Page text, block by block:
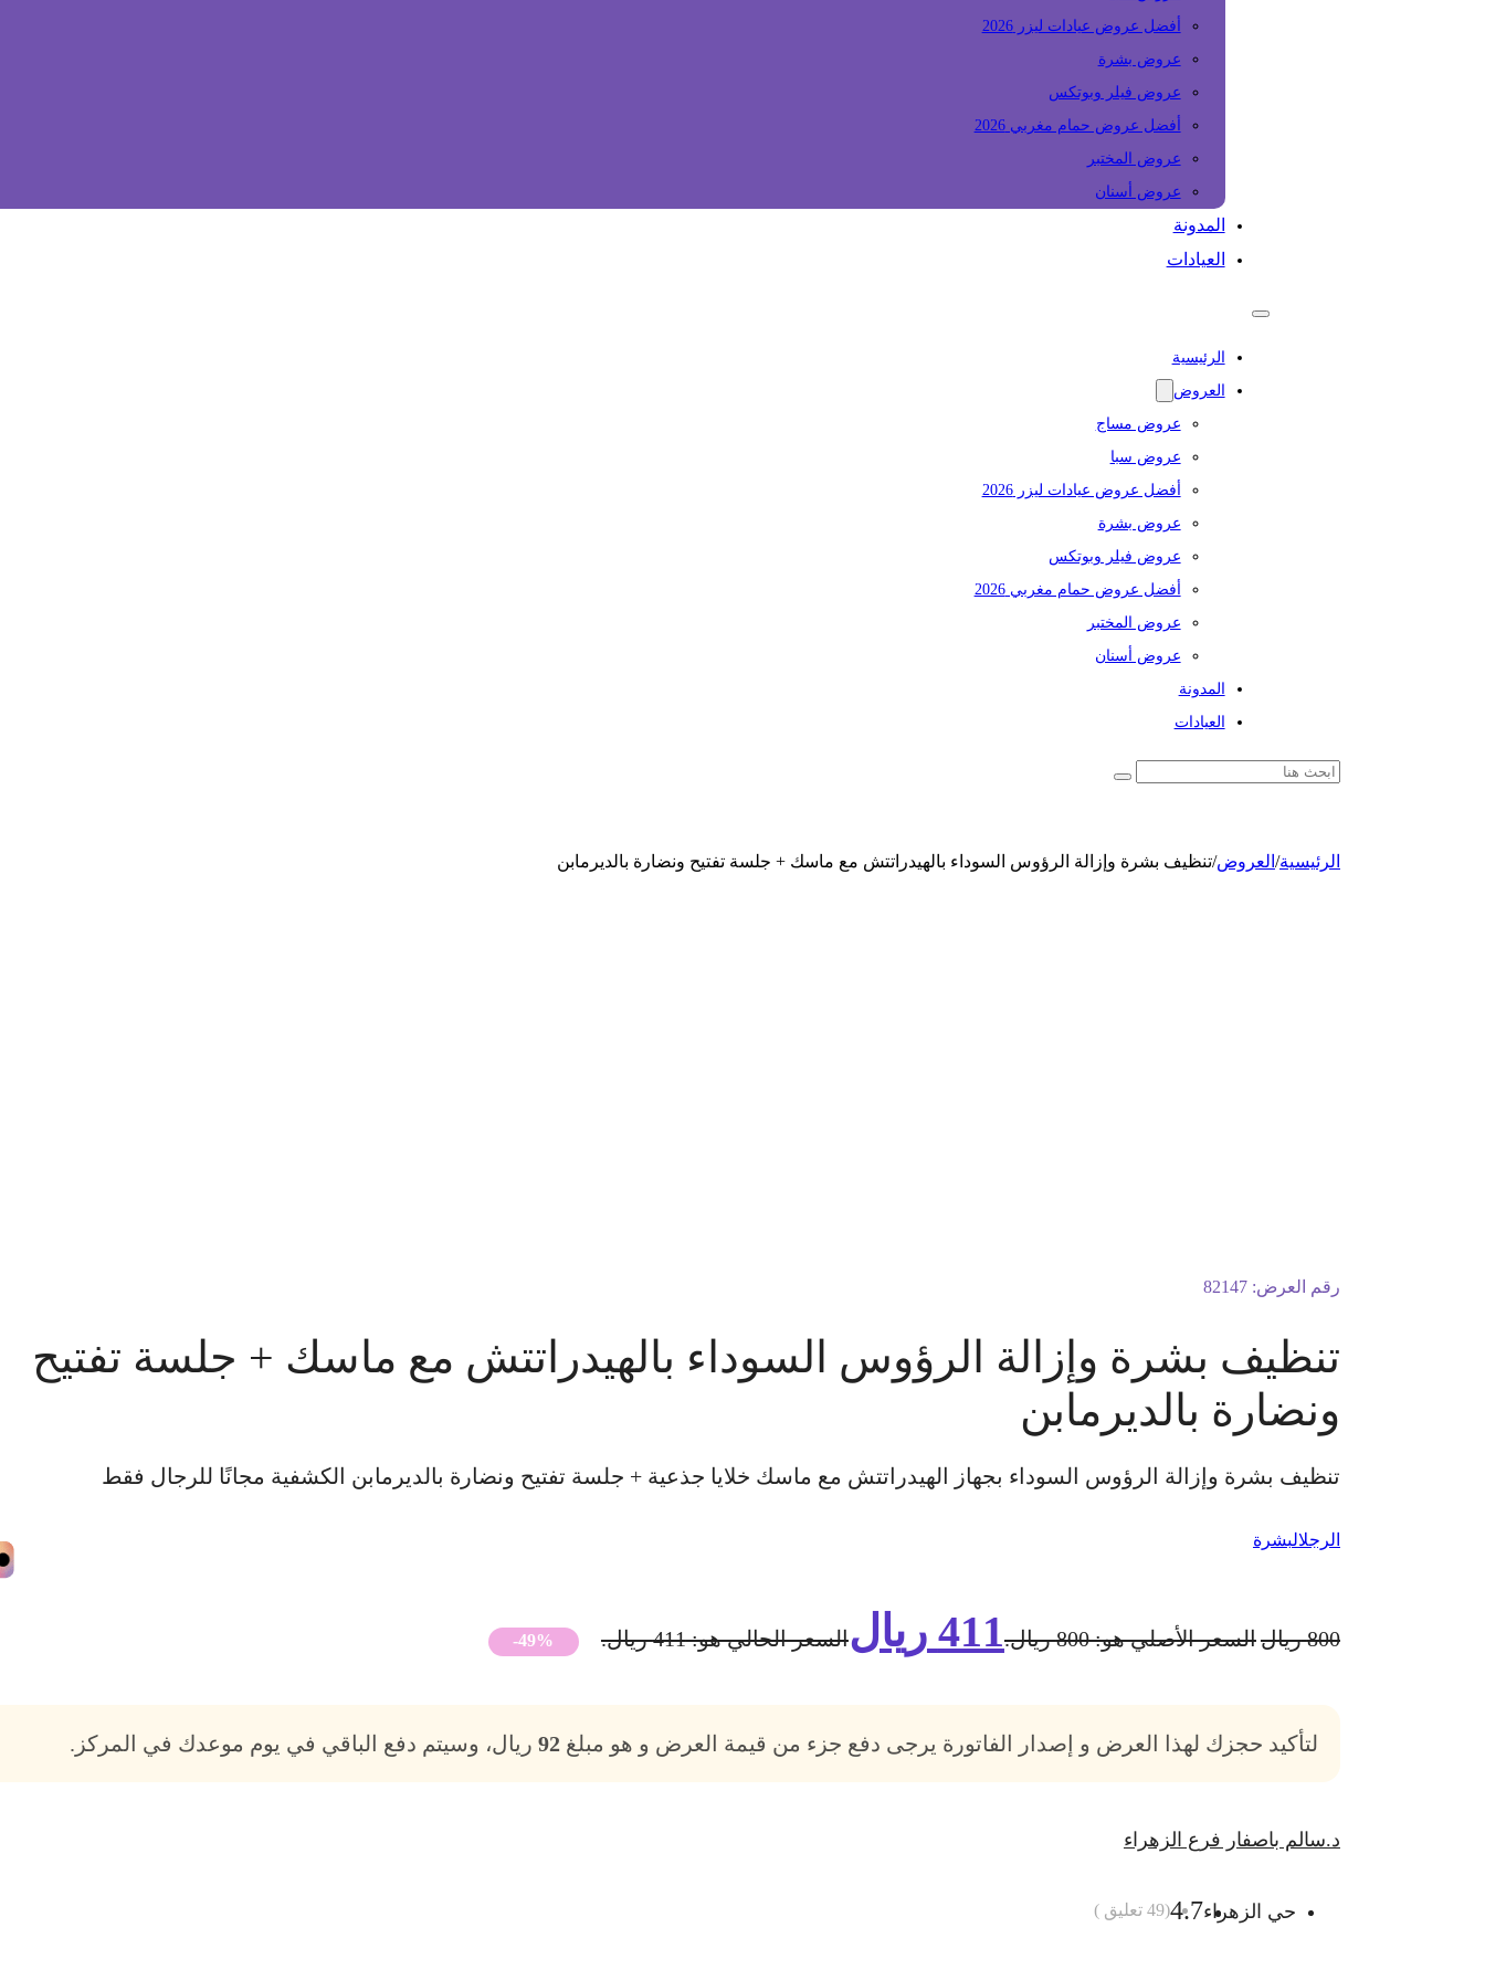
أفضل عروض عيادات ليزر 2026
عروض بشرة
عروض فيلر وبوتكس
أفضل عروض حمام مغربي 2026
عروض المختبر
عروض أسنان
المدونة
العيادات
الرئيسية
العروض
عروض مساج
عروض سبا
أفضل عروض عيادات ليزر 2026
عروض بشرة
عروض فيلر وبوتكس
أفضل عروض حمام مغربي 2026
عروض المختبر
عروض أسنان
المدونة
العيادات
الرئيسية/ العروض/تنظيف بشرة وإزالة الرؤوس السوداء بالهيدراتتش مع ماسك + جلسة تفتيح ونضارة بالديرمابن
رقم العرض:82147
تنظيف بشرة وإزالة الرؤوس السوداء بالهيدراتتش مع ماسك + جلسة تفتيح
ونضارة بالديرمابن
تنظيف بشرة وإزالة الرؤوس السوداء بجهاز الهيدراتتش مع ماسك خلايا جذعية + جلسة تفتيح ونضارة بالديرمابن الكشفية مجانًا للرجال فقط
الرجلالبشرة
800 ريالالسعر الأصلي هو: 800 ريال. 411 ريالالسعر الحالي هو: 411 ريال. -49%
لتأكيد حجزك لهذا العرض و إصدار الفاتورة يرجى دفع جزء من قيمة العرض و هو مبلغ92 ريال، وسيتم دفع الباقي في يوم موعدك في المركز.
د.سالم باصفار فرع الزهراء
حي الزهراء4.7
(
49 تعليق )